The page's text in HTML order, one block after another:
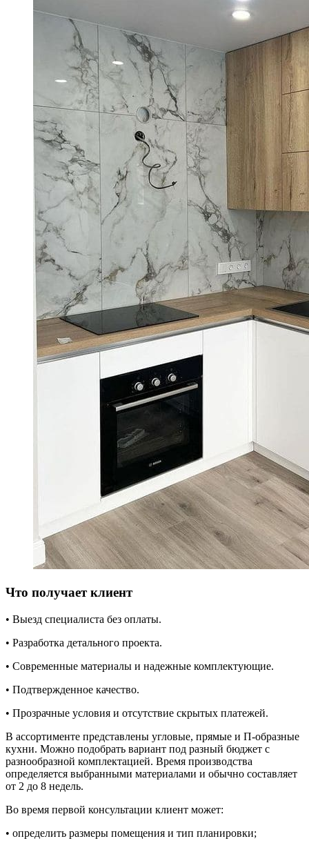
Что получает клиент
• Выезд специалиста без оплаты.
• Разработка детального проекта.
• Современные материалы и надежные комплектующие.
• Подтвержденное качество.
• Прозрачные условия и отсутствие скрытых платежей.
В ассортименте представлены угловые, прямые и П-образные
кухни. Можно подобрать вариант под разный бюджет с
разнообразной комплектацией. Время производства
определяется выбранными материалами и обычно составляет
от 2 до 8 недель.
Во время первой консультации клиент может:
• определить размеры помещения и тип планировки;